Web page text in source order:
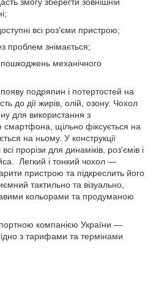
змогу зберегти зовнішній
всі роз'єми пристрою;
проблем знімається;
пошкоджень механічного
подряпин і потертостей на
до дії жирів, олій, озону. Чохол
для використання з
щільно фіксується на
на ньому. У конструкції
прорізи для динаміків, роз'ємів і
Легкий і тонкий чохол —
пристрою та підкреслить його
тактильно та візуально,
кольорами та продуманою
компанією України —
з тарифами та термінами